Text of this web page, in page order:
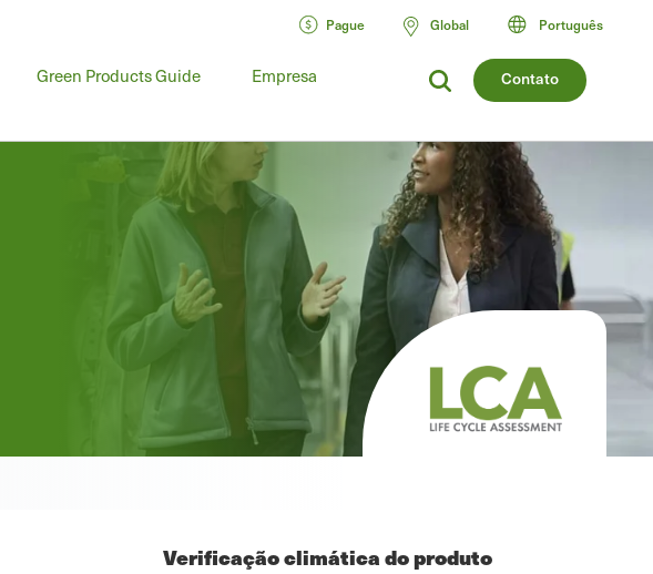
Contato
Green Products Guide Empresa
Pague Global Português
Verificação climática do produto